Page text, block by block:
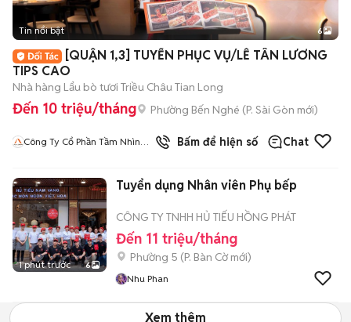
+2
Tin nổi bật 6
[QUẬN 1,3] TUYỂN PHỤC VỤ/LỄ TÂN LƯƠNG
TIPS CAO
Nhà hàng Lẩu bò tươi Triều Châu Tian Long
Đến 10 triệu/tháng Phường Bến Nghé (P. Sài Gòn mới)
Công Ty Cổ Phần Tầm Nhìn
Bấm để hiện số Chat
1 phút trước 6
Tuyển dụng Nhân viên Phụ bếp
CÔNG TY TNHH HỦ TIẾU HỒNG PHÁT
Đến 11 triệu/tháng
Phường 5 (P. Bàn Cờmới)
Nhu Phan
Xem thêm